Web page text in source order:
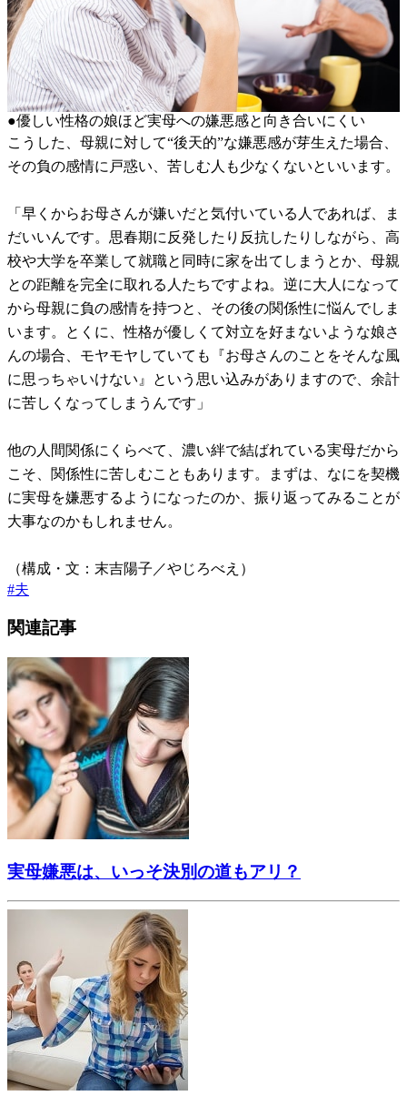
●優しい性格の娘ほど実母への嫌悪感と向き合いにくい
こうした、母親に対して“後天的”な嫌悪感が芽生えた場合、
その負の感情に戸惑い、苦しむ人も少なくないといいます。
「早くからお母さんが嫌いだと気付いている人であれば、ま
だいいんです。思春期に反発したり反抗したりしながら、高
校や大学を卒業して就職と同時に家を出てしまうとか、母親
との距離を完全に取れる人たちですよね。逆に大人になって
から母親に負の感情を持つと、その後の関係性に悩んでしま
います。とくに、性格が優しくて対立を好まないような娘さ
んの場合、モヤモヤしていても『お母さんのことをそんな風
に思っちゃいけない』という思い込みがありますので、余計
に苦しくなってしまうんです」
他の人間関係にくらべて、濃い絆で結ばれている実母だから
こそ、関係性に苦しむこともあります。まずは、なにを契機
に実母を嫌悪するようになったのか、振り返ってみることが
大事なのかもしれません。
（構成・文：末吉陽子／やじろべえ）
#夫
関連記事
実母嫌悪は、いっそ決別の道もアリ？